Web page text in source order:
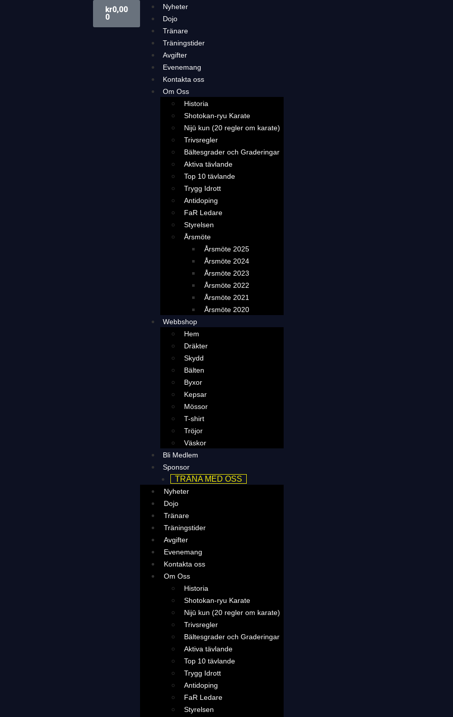
kr0,00
0
Nyheter
Dojo
Tränare
Träningstider
Avgifter
Evenemang
Kontakta oss
Om Oss
Historia
Shotokan-ryu Karate
Nijū kun (20 regler om karate)
Trivsregler
Bältesgrader och Graderingar
Aktiva tävlande
Top 10 tävlande
Trygg Idrott
Antidoping
FaR Ledare
Styrelsen
Årsmöte
Årsmöte 2025
Årsmöte 2024
Årsmöte 2023
Årsmöte 2022
Årsmöte 2021
Årsmöte 2020
Webbshop
Hem
Dräkter
Skydd
Bälten
Byxor
Kepsar
Mössor
T-shirt
Tröjor
Väskor
Bli Medlem
Sponsor
TRÄNA MED OSS
Nyheter
Dojo
Tränare
Träningstider
Avgifter
Evenemang
Kontakta oss
Om Oss
Historia
Shotokan-ryu Karate
Nijū kun (20 regler om karate)
Trivsregler
Bältesgrader och Graderingar
Aktiva tävlande
Top 10 tävlande
Trygg Idrott
Antidoping
FaR Ledare
Styrelsen